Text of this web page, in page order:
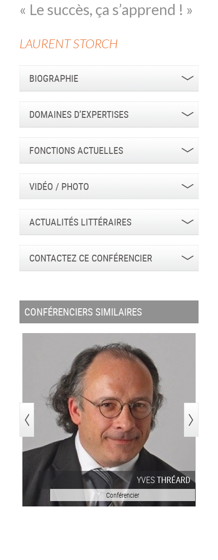
« Le succès, ça s’apprend ! »
LAURENTSTORCH
BIOGRAPHIE
DOMAINES D’EXPERTISES
FONCTIONS ACTUELLES
VIDÉO / PHOTO
ACTUALITÉS LITTÉRAIRES
CONTACTEZ CE CONFÉRENCIER
CONFÉRENCIERS SIMILAIRES
YVESTHRÉARD
Conférencier
>